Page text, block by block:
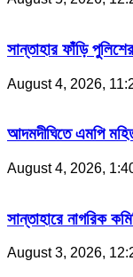
সান্তাহার ফাঁড়ি
August 4, 2026,
আদমদীঘিতে এমপি
August 4, 2026,
সান্তাহারে নাগরিক
August 3, 2026,